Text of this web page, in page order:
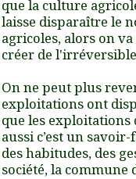
que la culture
laisse disparaître le
agricoles, alors on
créer de
On ne peut plus
exploitations ont
que les exploitations
aussi c’est un
des habitudes, des
société, la commune